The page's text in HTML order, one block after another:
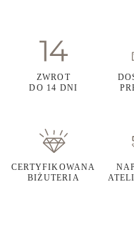
ZWROT
DO 14 DNI
CERTYFIKOWANA
BIŻUTERIA